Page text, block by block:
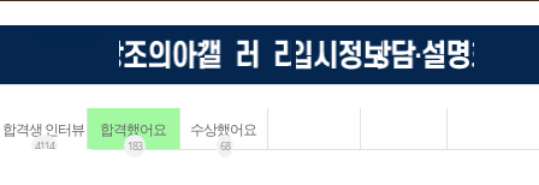
합격생 인터뷰
4114
합격했어요
183
수상했어요
68